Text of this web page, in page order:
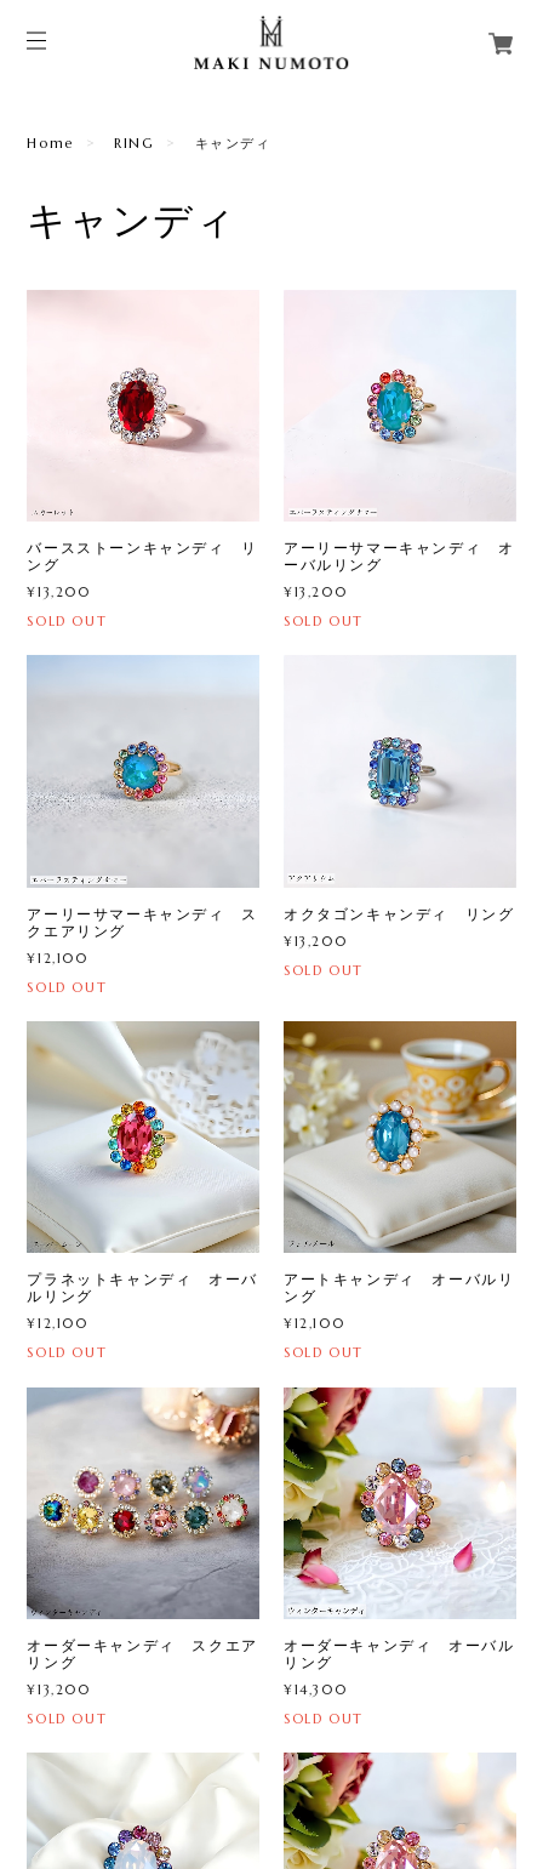
Home RING キャンディ
キャンディ
バースストーンキャンディ リ
ング
¥13,200
SOLD OUT
アーリーサマーキャンディ オ
ーバルリング
¥13,200
SOLD OUT
アーリーサマーキャンディ ス
クエアリング
¥12,100
SOLD OUT
オクタゴンキャンディ リング
¥13,200
SOLD OUT
プラネットキャンディ オーバ
ルリング
¥12,100
SOLD OUT
アートキャンディ オーバルリ
ング
¥12,100
SOLD OUT
オーダーキャンディ スクエア
リング
¥13,200
SOLD OUT
オーダーキャンディ オーバル
リング
¥14,300
SOLD OUT